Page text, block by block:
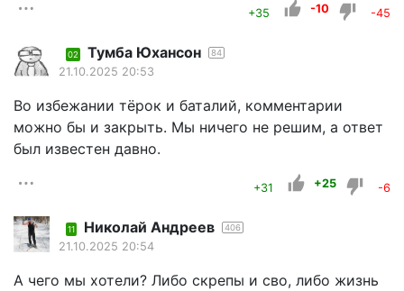
+35 -10 -45
02 Тумба Юхансон 84
21.10.2025 20:53
Во избежании тёрок и баталий, комментарии
можно бы и закрыть. Мы ничего не решим, а ответ
был известен давно.
+31 +25 -6
11 Николай Андреев 406
21.10.2025 20:54
А чего мы хотели? Либо скрепы и сво, либо жизнь